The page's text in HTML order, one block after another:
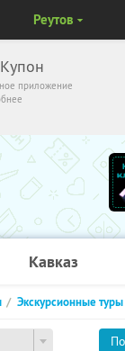
приложение
Реутов
Кавказ
Экскурсионные туры